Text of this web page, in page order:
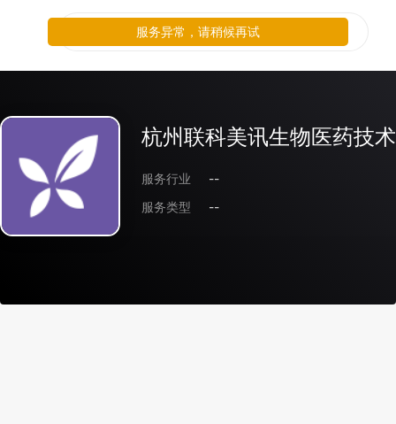
杭州联科美讯生物医药技
服务行业
--
服务类型
--
服务异常，请稍候再试